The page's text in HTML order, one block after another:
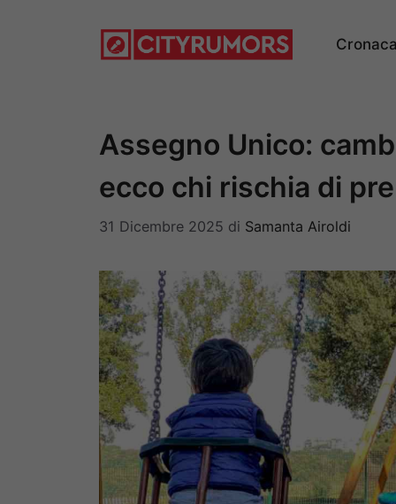
Cronaca
Assegno Unico:
ecco chi rischia di
31 Dicembre 2025 di Samanta Airoldi